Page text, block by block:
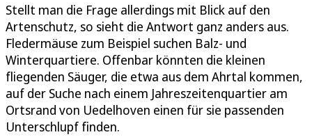
Stellt man die Frage allerdings mit Blick auf den
Artenschutz, so sieht die Antwort ganz anders aus.
Fledermäuse zum Beispiel suchen Balz- und
Winterquartiere. Offenbar könnten die kleinen
fliegenden Säuger, die etwa aus dem Ahrtal kommen,
auf der Suche nach einem Jahreszeitenquartier am
Ortsrand von Uedelhoven einen für sie passenden
Unterschlupf finden.